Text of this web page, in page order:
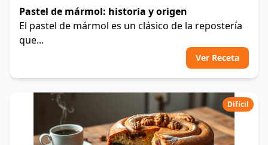
Pastel de mármol: historia y origen
El pastel de mármol es un clásico de la repostería
que...
Ver Receta
Difícil